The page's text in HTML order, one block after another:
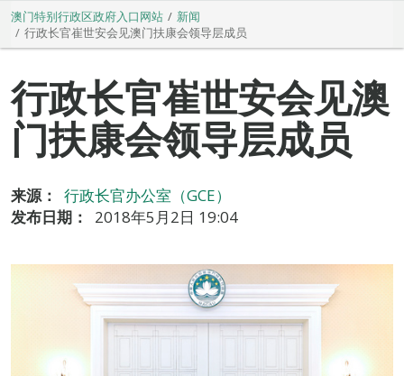
澳门特别行政区政府入口网站
新闻
行政长官崔世安会见澳门扶康会领导层成员
行政长官崔世安会见澳
门扶康会领导层成员
来源：
行政长官办公室（GCE）
发布日期：
2018年5月2日 19:04